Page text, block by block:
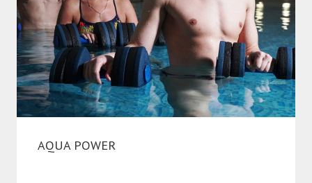
AQUA POWER